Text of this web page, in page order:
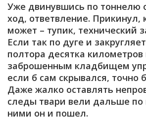
Уже двинувшись по тоннелю
ход, ответвление. Прикинул,
может – тупик, технический
Если так по дуге и
полтора десятка километров
заброшенным кладбищем
если б сам скрывался, точно
Даже жалко оставлять
следы твари вели дальше по
ними он и пошел.